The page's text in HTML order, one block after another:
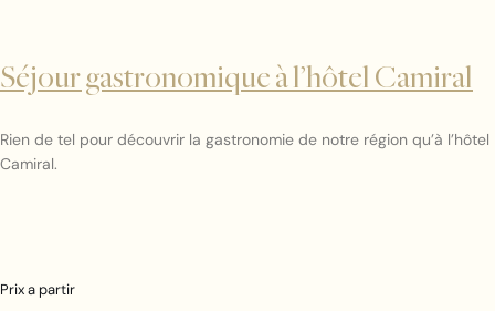
Séjour gastronomique à l’hôtel Camiral
Rien de tel pour découvrir la gastronomie de notre région qu’à l’hôtel
Camiral.
Prix a partir